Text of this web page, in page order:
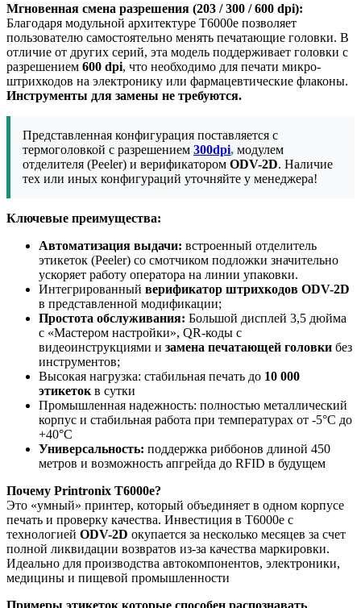
Мгновенная смена разрешения (203 / 300 / 600 dpi):
Благодаря модульной архитектуре T6000e позволяет
пользователю самостоятельно менять печатающие головки. В
отличие от других серий, эта модель поддерживает головки с
разрешением 600 dpi, что необходимо для печати микро-
штрихкодов на электронику или фармацевтические флаконы.
Инструменты для замены не требуются.
Представленная конфигурация поставляется с
термоголовкой с разрешением 300dpi, модулем
отделителя (Peeler) и верификатором ODV-2D. Наличие
тех или иных конфигураций уточняйте у менеджера!
Ключевые преимущества:
Автоматизация выдачи: встроенный отделитель
этикеток (Peeler) со смотчиком подложки значительно
ускоряет работу оператора на линии упаковки.
Интегрированный верификатор штрихкодов ODV-2D
в представленной модификации;
Простота обслуживания: Большой дисплей 3,5 дюйма
с «Мастером настройки», QR-коды с
видеоинструкциями и замена печатающей головки без
инструментов;
Высокая нагрузка: стабильная печать до 10 000
этикеток в сутки
Промышленная надежность: полностью металлический
корпус и стабильная работа при температурах от -5°C до
+40°C
Универсальность: поддержка риббонов длиной 450
метров и возможность апгрейда до RFID в будущем
Почему Printronix T6000e?
Это «умный» принтер, который объединяет в одном корпусе
печать и проверку качества. Инвестиция в T6000e с
технологией ODV-2D окупается за несколько месяцев за счет
полной ликвидации возвратов из-за качества маркировки.
Идеально для производства автокомпонентов, электроники,
медицины и пищевой промышленности
Примеры этикеток которые способен распознавать